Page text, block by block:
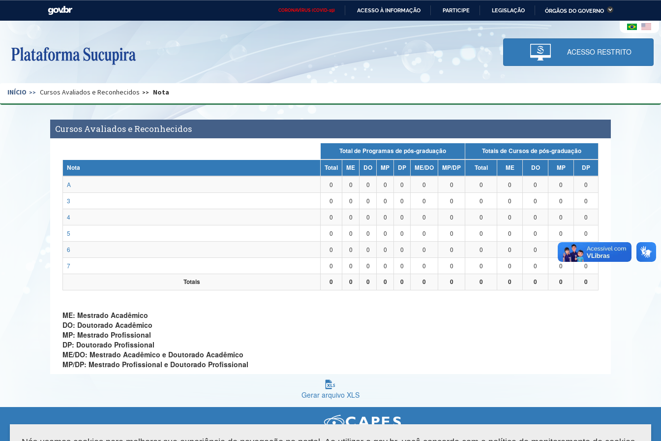
CORONAVÍRUS (COVID-19) ACESSO À INFORMAÇÃO PARTICIPE LEGISLAÇÃO ÓRGÃOS DO GOVERNO
Casa Civil Ministério das Relações Ministério da Economia Ministério da Infraestrutura
Pecuária e Abastecimento
Ministério da Ciência,
Tecnologia, Inovações e
Comunicações
Ministério do Desenvolvimento
Regional e dos Direitos Humanos
Secretaria de Governo Gabinete de Segurança Advocacia-Geral da União Banco Central do Brasil Planalto
ACESSO RESTRITO
INÍCIO Cursos Avaliados e Reconhecidos Nota
Cursos Avaliados e Reconhecidos
Total de Programas de pós-graduação
Totais de Cursos de pós-graduação
Nota
Total ME DO MP DP ME/DO MP/DP Total ME DO MP
DP
A
0 0 0 0 0 0 0 0 0 0 0
0
3
0 0 0 0 0 0 0 0 0 0 0
0
4
0 0 0 0 0 0 0 0 0 0 0
0
5
0 0 0 0 0 0 0 0 0 0 0
0
6
0 0 0 0 0 0 0 0 0 0
0
7
0 0 0 0 0 0 0 0 0 0 0
0
Totais
0 0 0 0 0 0 0 0 0 0 0 0
ME: Mestrado Acadêmico
DO: Doutorado Acadêmico
MP: Mestrado Profissional
DP: Doutorado Profissional
ME/DO: Mestrado Acadêmico e Doutorado Acadêmico
MP/DP: Mestrado Profissional e Doutorado Profissional
Gerar arquivo XLS